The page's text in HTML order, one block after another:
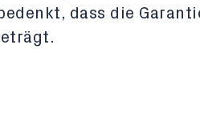
dass die